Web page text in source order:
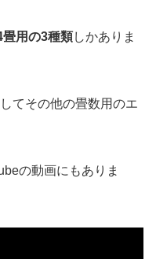
用の3種類しかありま
てその他の畳数用のエ
の動画にもありま